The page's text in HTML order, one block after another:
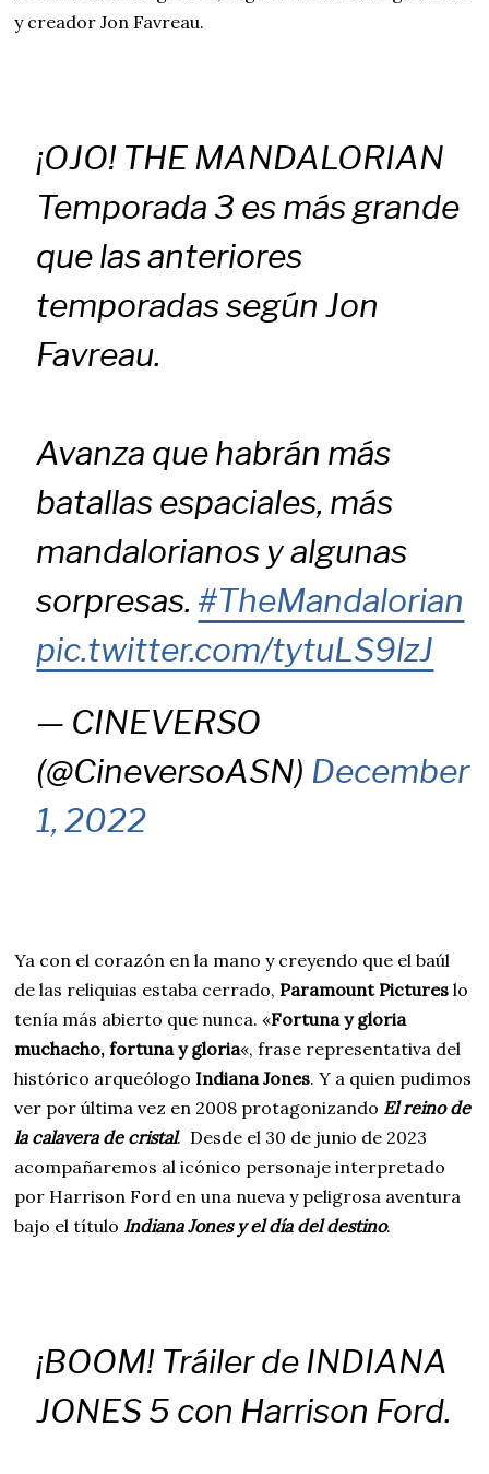
y creador Jon Favreau.
¡OJO! THE MANDALORIAN
Temporada 3 es más grande
que las anteriores
temporadas según Jon
Favreau.
Avanza que habrán más
batallas espaciales, más
mandalorianos y algunas
sorpresas. #TheMandalorian
pic.twitter.com/tytuLS9lzJ
— CINEVERSO
(@CineversoASN) December
1, 2022
Ya con el corazón en la mano y creyendo que el baúl
de las reliquias estaba cerrado,Paramount Pictures lo
tenía más abierto que nunca. «Fortuna y gloria
muchacho, fortuna y gloria«, frase representativa del
histórico arqueólogoIndiana Jones. Y a quien pudimos
ver por última vez en 2008 protagonizando El reino de
la calavera de cristal. Desde el 30 de junio de 2023
acompañaremos al icónico personaje interpretado
por Harrison Ford en una nueva y peligrosa aventura
bajo el título Indiana Jones y el día del destino.
¡BOOM! Tráiler de INDIANA
JONES 5 con Harrison Ford.